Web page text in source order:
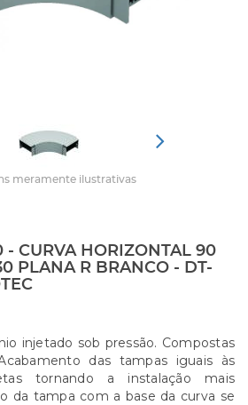
meramente ilustrativas
- CURVA HORIZONTAL 90
PLANA R BRANCO - DT-
injetado sob pressão. Compostas
das tampas iguais às
tornando a instalação mais
da tampa com a base da curva se